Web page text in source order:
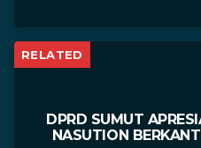
RELATED
DPRD SUMUT
NASUTION